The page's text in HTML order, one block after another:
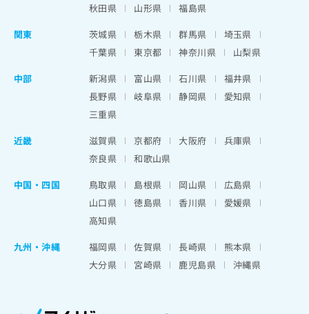
秋田県
山形県
福島県
関東
茨城県 栃木県 群馬県
埼玉県
千葉県
東京都 神奈川県
山梨県
中部
新潟県 富山県 石川県
福井県
長野県
岐阜県 静岡県
愛知県
三重県
近畿
滋賀県 京都府 大阪府
兵庫県
奈良県
和歌山県
中国・四国
鳥取県 島根県 岡山県
広島県
山口県
徳島県 香川県
愛媛県
高知県
九州・沖縄
福岡県 佐賀県 長崎県
熊本県
大分県
宮崎県 鹿児島県 沖縄県